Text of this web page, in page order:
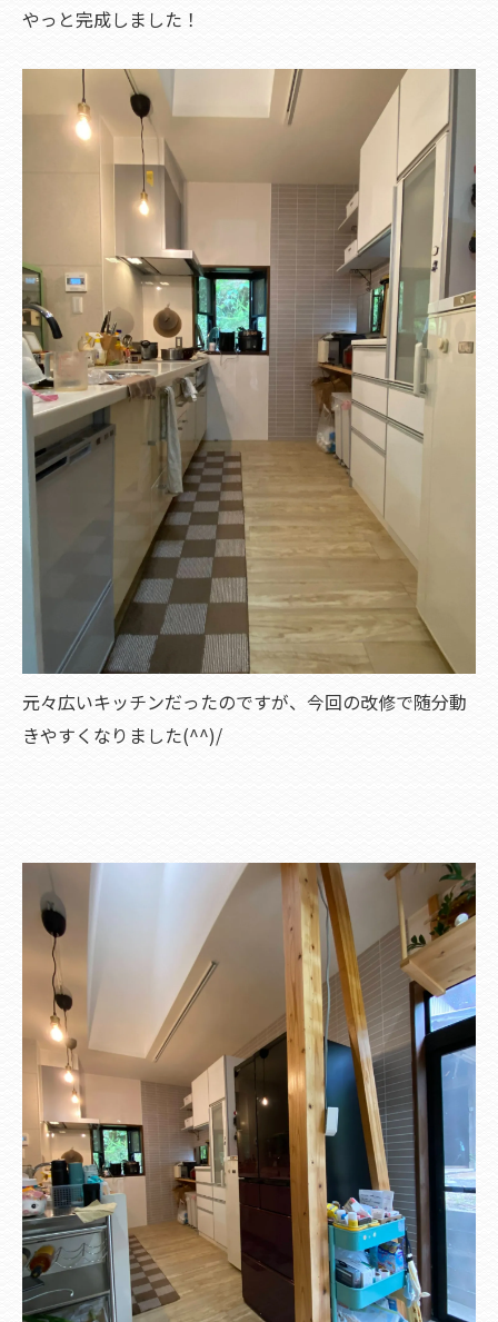
やっと完成しました！
元々広いキッチンだったのですが、今回の改修で随分動
きやすくなりました(^^)/